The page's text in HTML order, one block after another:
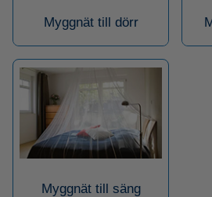
Myggnät till dörr
Myggnät till säng